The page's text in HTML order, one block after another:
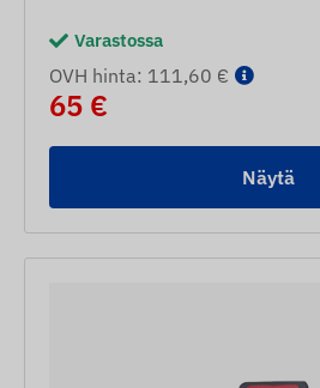
Varastossa
OVH hinta: 111,60 €
65 €
Näytä